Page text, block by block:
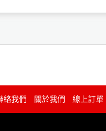
絡我們 關於我們 線上訂單